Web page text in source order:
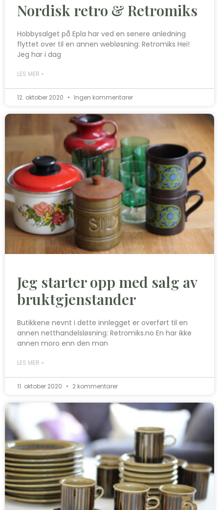
Nordisk retro & Retromiks
Hobbysalget på Epla har ved en senere anledning
flyttet over til en annen webløsning: Retromiks Hei!
Jeg har i dag
LES MER »
12. oktober 2020 Ingen kommentarer
Jeg starter opp med salg av
bruktgjenstander
Butikkene nevnt i dette innlegget er overført til en
annen netthandelsløsning: Retromiks.no En har ikke
annen moro enn den man
LES MER »
11. oktober 2020 2 kommentarer